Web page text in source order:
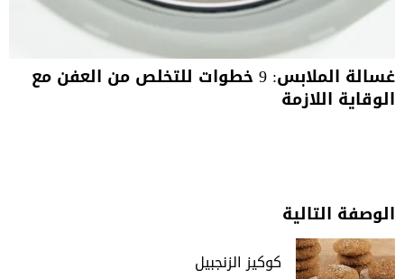
غسالة الملابس: 9 خطوات للتخلص من العفن مع
الوقاية اللازمة
الوصفة التالية
كوكيز الزنجبيل